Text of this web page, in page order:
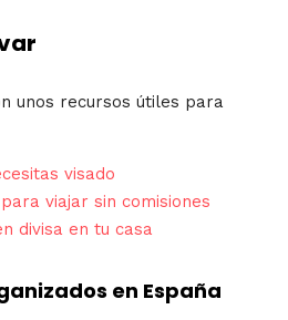
unos recursos útiles para
visado
viajar sin comisiones
divisa en tu casa
en España